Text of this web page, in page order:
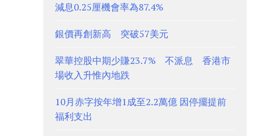
減息0.25厘機會率為87.4%
銀價再創新高 突破57美元
翠華控股中期少賺23.7% 不派息 香港市
場收入升惟內地跌
10月赤字按年增1成至2.2萬億 因停擺提前
福利支出